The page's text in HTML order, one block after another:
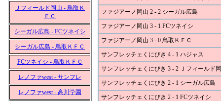
Ｊフィールド岡山 - 鳥取Ｋ
ＦＣ
シーガル広島 - FCツネイシ
シーガル広島 - 鳥取ＫＦＣ
FCツネイシ - 鳥取ＫＦＣ
レノファwest - サンフレ
レノファwest - 高川学園
ファジアーノ岡山 2 - 2 シーガル広島
ファジアーノ岡山 3 - 1 FCツネイシ
ファジアーノ岡山 3 - 0 鳥取ＫＦＣ
サンフレッチェくにびき 4 - 1 ハジャス
サンフレッチェくにびき 3 - 2 Ｊフィールド
サンフレッチェくにびき 2 - 1 シーガル広島
サンフレッチェくにびき 2 - 1 FCツネイシ